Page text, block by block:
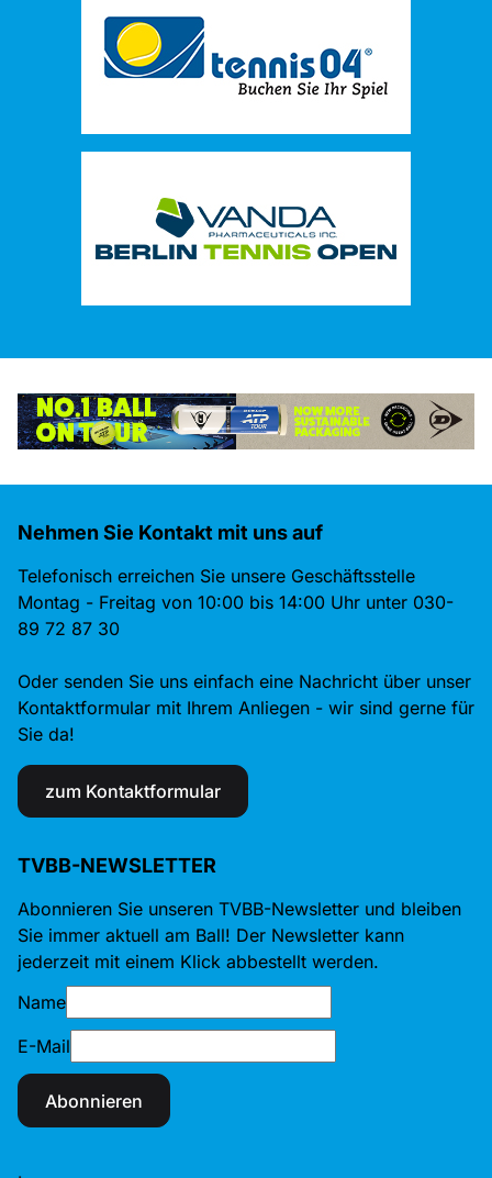
Nehmen Sie Kontakt mit uns auf
Telefonisch erreichen Sie unsere Geschäftsstelle
Montag - Freitag von 10:00 bis 14:00 Uhr unter 030-
89 72 87 30
Oder senden Sie uns einfach eine Nachricht über unser
Kontaktformular mit Ihrem Anliegen - wir sind gerne für
Sie da!
zum Kontaktformular
TVBB-NEWSLETTER
Abonnieren Sie unseren TVBB-Newsletter und bleiben
Sie immer aktuell am Ball! Der Newsletter kann
jederzeit mit einem Klick abbestellt werden.
Name
E-Mail
Abonnieren